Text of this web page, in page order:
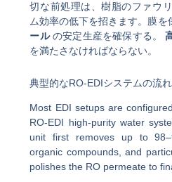
切な前処理は、樹脂のファウ
ム効率の低下を招きます。膜を
ールの安定生産を確保する。
を満たさなければならない。
典型的なRO-EDIシステムの流れ
Most EDI setups are
RO-EDI high-purity water
unit first removes up to
organic compounds, and
polishes the RO permeate to